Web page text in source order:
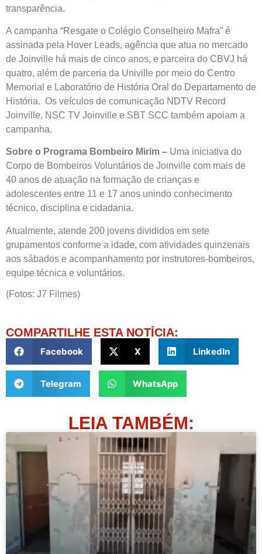
transparência.
A campanha “Resgate o Colégio Conselheiro Mafra” é
assinada pela Hover Leads, agência que atua no mercado
de Joinville há mais de cinco anos, e parceira do CBVJ há
quatro, além de parceria da Univille por meio do Centro
Memorial e Laboratório de História Oral do Departamento de
História. Os veículos de comunicação NDTV Record
Joinville, NSC TV Joinville e SBT SCC também apoiam a
campanha.
Sobre o Programa Bombeiro Mirim – Uma iniciativa do
Corpo de Bombeiros Voluntários de Joinville com mais de
40 anos de atuação na formação de crianças e
adolescentes entre 11 e 17 anos unindo conhecimento
técnico, disciplina e cidadania.
Atualmente, atende 200 jovens divididos em sete
grupamentos conforme a idade, com atividades quinzenais
aos sábados e acompanhamento por instrutores-bombeiros,
equipe técnica e voluntários.
(Fotos: J7 Filmes)
COMPARTILHE ESTA NOTÍCIA:
Facebook X LinkedIn
Telegram WhatsApp
LEIA TAMBÉM: